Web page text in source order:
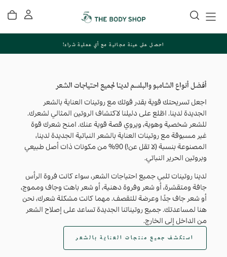
إلى
المحتوى
احصل على عينة مجانية مع أي عملية شراء!
أفضل أنواع الشامبو والبلسم لدينا لجميع احتياجات الشعر
اجعل تسريحتك قوية بقدر قوتك مع روتينات العناية بالشعر
الجديدة لدينا. اطّلع على دليلنا لاكتشاف الروتين المثالي لشعرك.
للشعر شخصية وهوية، ويروي قصة قوية عنك. امنح شعرك قوة
غير مسبوقة مع روتينات العناية بالشعر النباتية الجديدة لدينا،
المصنوعة بنسبة (لا تقل عن!) 90% من مكونات ذات أصل طبيعي
وبروتين الحرير النباتي.
لدينا روتينات تلبي جميع احتياجات الشعر، سواء كانت فروة الرأس
جافة ومتقشرة، أو شعر وفروة دهنية، أو شعر باهت وجاف ومموج،
أو شعر جاف جدًا وعرضة للتقصف. مهما كانت مشكلة شعرك، نحن
هنا لمساعدتك. جميع روتيناتنا الجديدة تساعد على إصلاح الشعر
من الداخل إلى الخارج.
استكشف جميع منتجات العناية بالشعر